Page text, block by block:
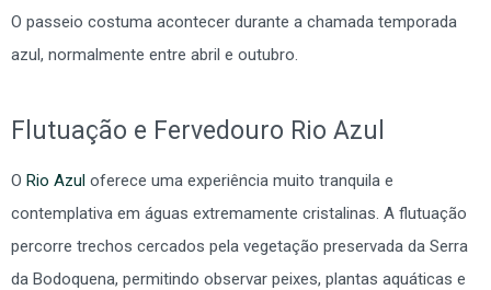
O passeio costuma acontecer durante a chamada temporada
azul, normalmente entre abril e outubro.
Flutuação e Fervedouro Rio Azul
O Rio Azul oferece uma experiência muito tranquila e
contemplativa em águas extremamente cristalinas. A flutuação
percorre trechos cercados pela vegetação preservada da Serra
da Bodoquena, permitindo observar peixes, plantas aquáticas e